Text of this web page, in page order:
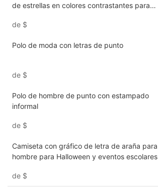
de estrellas en colores contrastantes para
de $
Polo de moda con letras de punto
de $
Polo de hombre de punto con estampado
informal
de $
Camiseta con gráfico de letra de araña para
hombre para Halloween y eventos escolares
de $